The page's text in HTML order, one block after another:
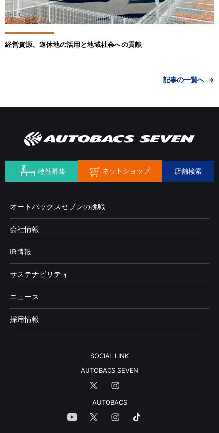
経営資源、遊休地の活用と地域社会への貢献
記事の一覧へ
物件募集 ネットショップ 店舗検索
オートバックスセブンの挑戦
会社情報
IR情報
サステナビリティ
ニュース
採用情報
SOCIAL LINK
AUTOBACS SEVEN
AUTOBACS